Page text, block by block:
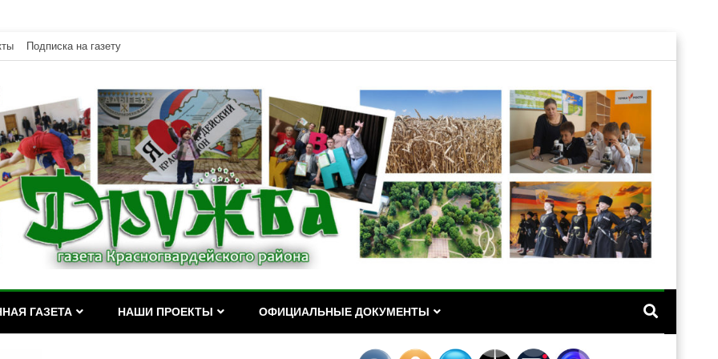
Подписка на газету
района РА
ГАЗЕТА НАШИ ПРОЕКТЫ ОФИЦИАЛЬНЫЕ ДОКУМЕНТЫ